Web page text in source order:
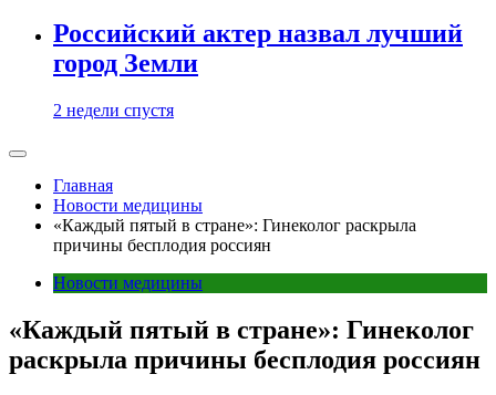
Российский актер назвал лучший
город Земли
2 недели спустя
Главная
Новости медицины
«Каждый пятый в стране»: Гинеколог раскрыла
причины бесплодия россиян
Новости медицины
«Каждый пятый в стране»: Гинеколог
раскрыла причины бесплодия россиян